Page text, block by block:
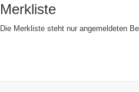
Merkliste
Die Merkliste steht nur angemeldeten